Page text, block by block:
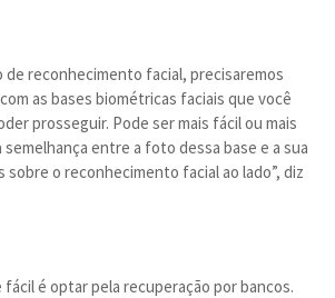
de reconhecimento facial, precisaremos
as bases biométricas faciais que você
prosseguir. Pode ser mais fácil ou mais
entre a foto dessa base e a sua
sobre o reconhecimento facial ao lado”, diz
é optar pela recuperação por bancos.